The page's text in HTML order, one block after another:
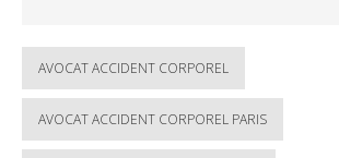
AVOCAT ACCIDENT CORPOREL
AVOCAT ACCIDENT CORPOREL PARIS